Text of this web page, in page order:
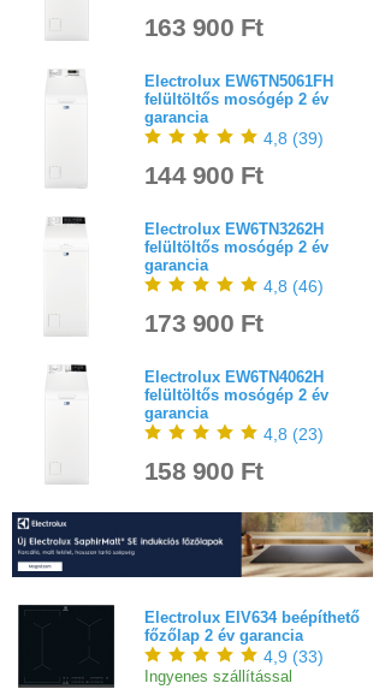
163 900 Ft
Electrolux EW6TN5061FH
felültöltős mosógép 2 év
garancia
4,8 (39)
144 900 Ft
Electrolux EW6TN3262H
felültöltős mosógép 2 év
garancia
4,8 (46)
173 900 Ft
Electrolux EW6TN4062H
felültöltős mosógép 2 év
garancia
4,8 (23)
158 900 Ft
Electrolux EIV634 beépíthető
főzőlap 2 év garancia
4,9 (33)
Ingyenes szállítással